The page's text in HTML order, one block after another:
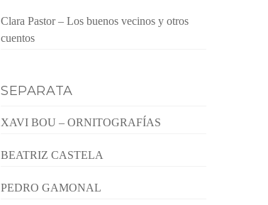
Clara Pastor – Los buenos vecinos y otros
cuentos
SEPARATA
XAVI BOU – ORNITOGRAFÍAS
BEATRIZ CASTELA
PEDRO GAMONAL